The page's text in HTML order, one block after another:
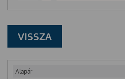
VISSZA
Alapár